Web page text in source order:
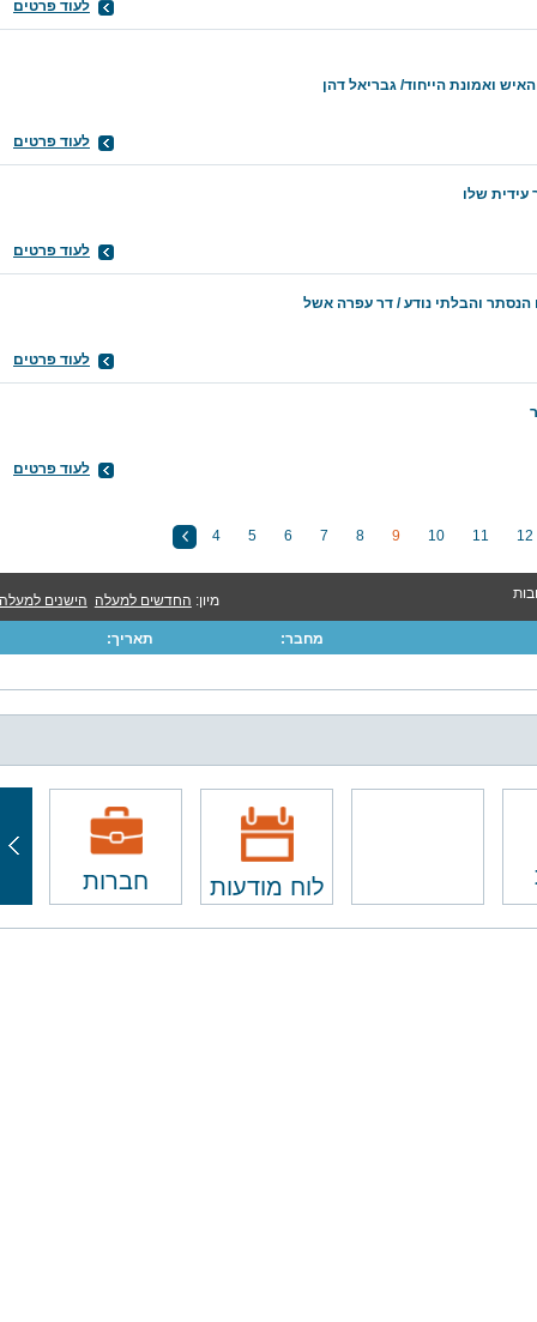
לעוד פרטים
ואמונת הייחוד/ גבריאל דהן
לעוד פרטים
שלו
לעוד פרטים
והבלתי נודע / דר עפרה אשל
לעוד פרטים
לעוד פרטים
4 5 6 7 8 9 10 11 12
מיון: החדשים למעלה הישנים
מחבר: תאריך:
חברות לוח מודעות